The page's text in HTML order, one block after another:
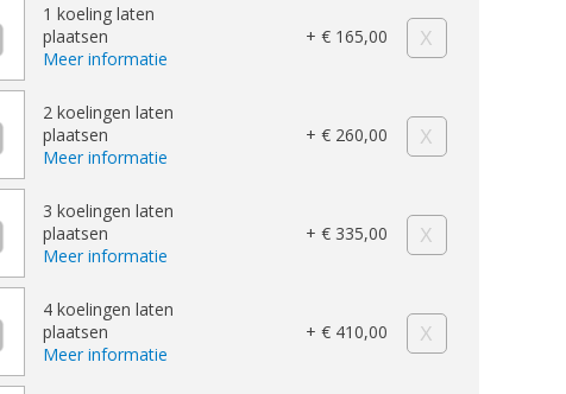
1 koeling laten
plaatsen
Meer informatie
+ € 165,00
2 koelingen laten
plaatsen
Meer informatie
+ € 260,00
3 koelingen laten
plaatsen
Meer informatie
+ € 335,00
4 koelingen laten
plaatsen
Meer informatie
+ € 410,00